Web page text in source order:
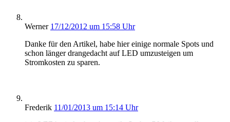
Werner 17/12/2012 um 15:58 Uhr
Danke für den Artikel, habe hier einige normale Spots und
schon länger drangedacht auf LED umzusteigen um
Stromkosten zu sparen.
Frederik 11/01/2013 um 15:14 Uhr